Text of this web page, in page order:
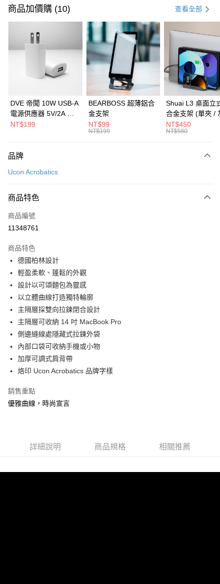
信用卡一次付款
3 期 0 利率 每期 NT$993
第一商業銀行
華南商業銀行
彰化商業銀行
上海商業儲蓄銀行
台北富邦商業銀行
兆豐國際商業銀行
臺灣中小企業銀行
台中商業銀行
匯豐（台灣）商業銀行
華泰商業銀行
聯邦商業銀行
元大商業銀行
台灣樂天信用卡公司
NT$496 21家銀行
合作金庫商業銀行
第一商業銀行
彰化商業銀行
台北富邦商業銀行
國泰世華商業銀行
兆豐國際商業銀行
臺灣中小企業銀行
匯豐（台灣）商業銀行
玉山商業銀行
台灣樂天信用卡公司
街口支付
悠遊付
相關說明
1.本服務由台灣大哥大提供，台灣大哥大用戶可立即使用無須另外申請。
2.付款方式選擇「大哥付你分期」，訂單成立後會自動跳轉到大哥付的交易
3.實際核准額度、可分期數及費用金額請依後續交易確認頁面所載為準。
4.訂單成立30分鐘內，如未前往確認交易或遇審核未通過，訂單將自動取
消。如遇「轉專審核」未通過狀況，表示未達大哥付你分期系統評分，恕無
法說明評估內容。
【繳款方式說明】
1.分期款項不併入電信帳單，「大哥付你分期」於每月結算日後寄送繳費提
2.透過簡訊連結打開帳單後，可選擇「超商條碼／台灣大直營門市／銀行轉
帳／街口支付／iPASS MONEY」等通路繳費。
【注意事項】
1.本服務係由「台灣大哥大股份有限公司」（以下簡稱本公司）所提供，讓
用戶於交易時，得透過本服務購買商品或服務，並由商店將買賣／分期付款
2.基於同意付款使用「大哥付你分期」之契約關係目的，商店將以您的個人
由本公司與您本人進行分期帳單所需資料之確認、核對及更正。
3.完整用戶服務條款，請詳閱以下連結：
ATM付款
貨到付款
運送方式
宅配物流
每筆NT$80，滿NT$490(含以上)免運費
每筆NT$100，滿NT$1,500(含以上)免運費
付款後門市自取
免運費
貨到付款
商品加價購 (10) 查看全部
DVE 帝聞 10W USB-A
電源供應器 5V/2A 充
電頭 (適用閱讀器、小
NT$199
BEARBOSS 超薄鋁合
金支架
NT$99
NT$199
Shuai L3 桌面立
合金支架 (單夾 /
NT$450
NT$580
品牌
Ucon Acrobatics
商品特色
商品編號
11348761
商品特色
德國柏林設計
輕盈柔軟、蓬鬆的外觀
設計以可頌麵包為靈感
以立體曲線打造獨特輪廓
主隔層採雙向拉鍊閉合設計
主隔層可收納 14 吋 MacBook Pro
側邊縫線處隱藏式拉鍊外袋
內部口袋可收納手機或小物
加厚可調式肩背帶
烙印 Ucon Acrobatics 品牌字樣
銷售重點
優雅曲線，時尚宣言
詳細說明 商品規格 相關推薦